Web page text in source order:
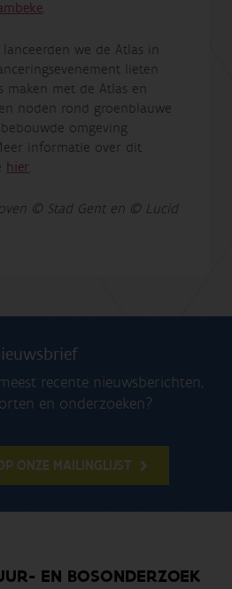
.
we de Atlas in
lieten
maken met de Atlas en
noden rond groenblauwe
omgeving
informatie over dit
hier.
©Stad Gent en ©Lucid
recente nieuwsberichten,
en onderzoeken?
ONZE MAILINGLIJST
EN BOSONDERZOEK